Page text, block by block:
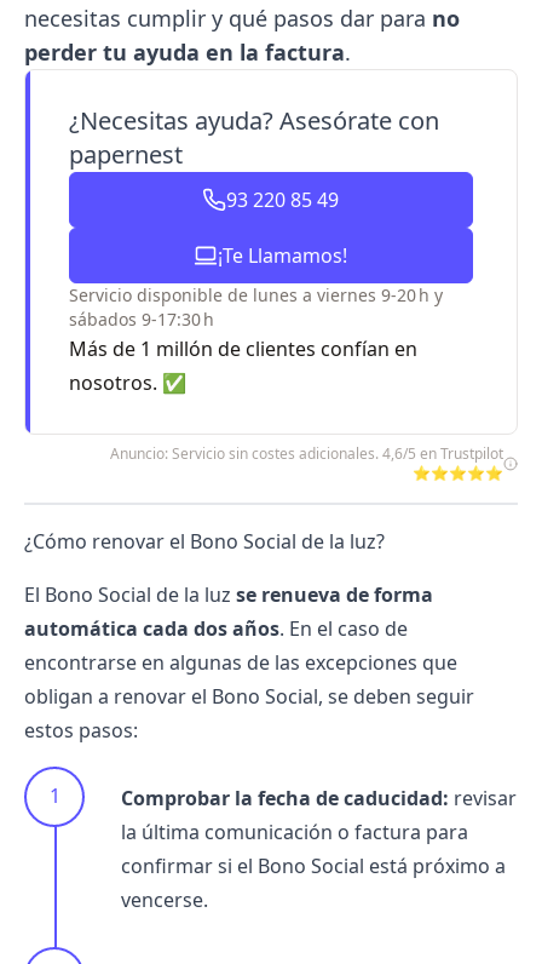
necesitas cumplir y qué pasos dar para no
perder tu ayuda en la factura.
¿Necesitas ayuda? Asesórate con
papernest
93 220 85 49
¡Te Llamamos!
Servicio disponible de lunes a viernes 9-20 h y
sábados 9-17:30 h
Más de 1 millón de clientes confían en
nosotros. ✅
Anuncio: Servicio sin costes adicionales. 4,6/5 en Trustpilot
⭐⭐⭐⭐⭐
¿Cómo renovar el Bono Social de la luz?
El Bono Social de la luz se renueva de forma
automática cada dos años. En el caso de
encontrarse en algunas de las excepciones que
obligan a renovar el Bono Social, se deben seguir
estos pasos:
Comprobar la fecha de caducidad: revisar
la última comunicación o factura para
confirmar si el Bono Social está próximo a
vencerse.